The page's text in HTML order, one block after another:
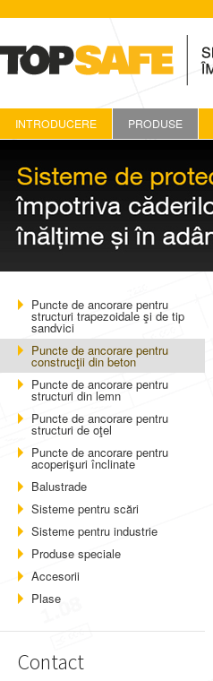
INTRODUCERE PRODUSE
Puncte de ancorare pentru
structuri trapezoidale şi de tip
sandvici
Puncte de ancorare pentru
construcţii din beton
Puncte de ancorare pentru
structuri din lemn
Puncte de ancorare pentru
structuri de oţel
Puncte de ancorare pentru
acoperişuri înclinate
Balustrade
Sisteme pentru scări
Sisteme pentru industrie
Produse speciale
Accesorii
Plase
Contact